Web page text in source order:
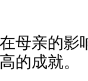
母亲的影
的成就。